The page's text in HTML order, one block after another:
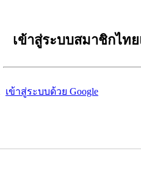
เข้าสู่ระบบสมาชิกไท
เข้าสู่ระบบด้วย Google